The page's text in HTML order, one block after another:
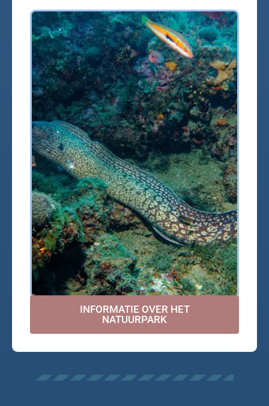
INFORMATIE OVER HET
NATUURPARK